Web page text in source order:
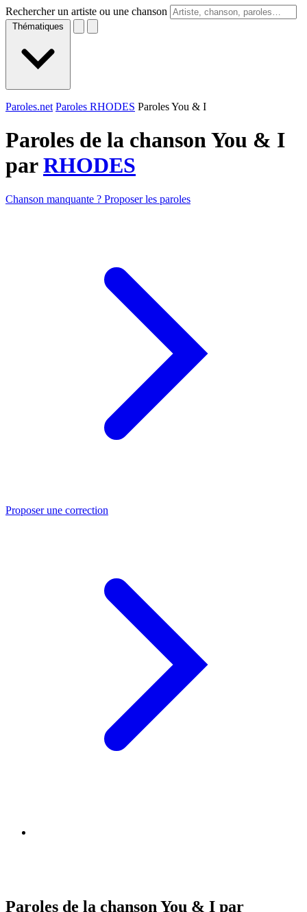
Rechercher un artiste ou une chanson
Thématiques
Paroles.net Paroles RHODES Paroles You & I
Paroles de la chanson You & I
parRHODES
Chanson manquante ? Proposer les paroles
Proposer une correction
Paroles de la chanson You & I par